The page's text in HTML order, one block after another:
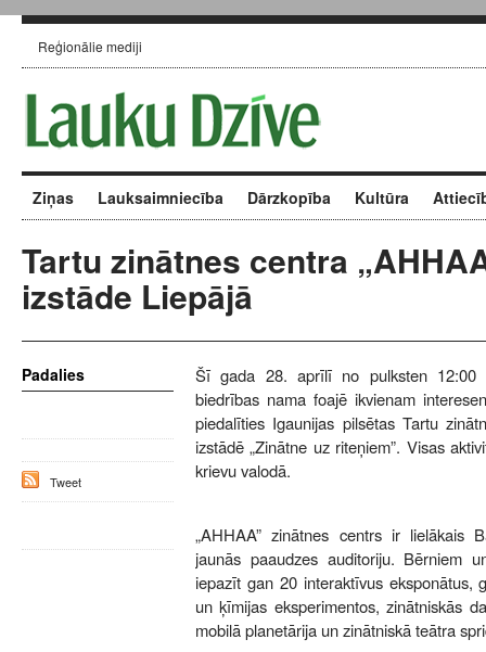
Reģionālie mediji
Ziņas Lauksaimniecība Dārzkopība Kultūra
Tartu zinātnes centra
izstāde Liepājā
Šī gada 28. aprīlī no pulksten 12:00
biedrības nama foajē ikvienam
piedalīties Igaunijas pilsētas Tartu
izstādē „Zinātne uz riteņiem”. Visas
krievu valodā.
„AHHAA” zinātnes centrs ir lielākais
jaunās paaudzes auditoriju. Bērniem
iepazīt gan 20 interaktīvus eksponātus,
un ķīmijas eksperimentos, zinātniskās
mobilā planetārija un zinātniskā teātra
Padalies
Tweet